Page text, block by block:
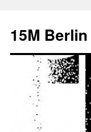
15M Berlin